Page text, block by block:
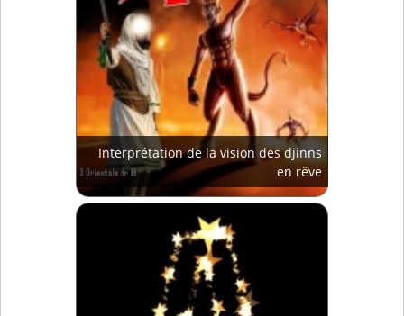
Interprétation de la vision des djinns
en rêve